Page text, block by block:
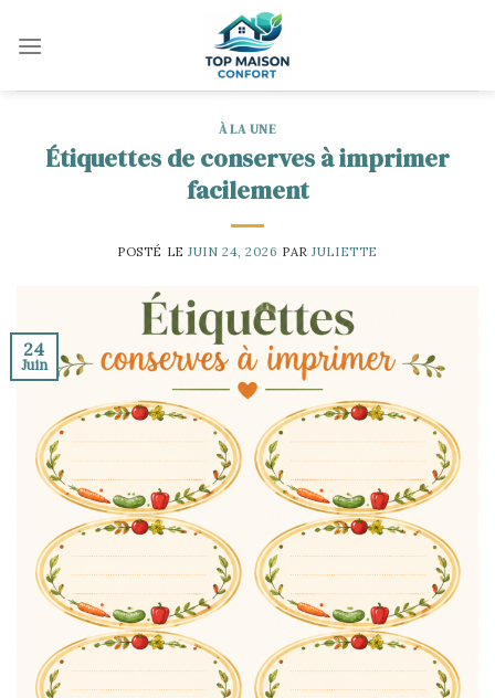
À LA UNE
Étiquettes de conserves à imprimer
facilement
POSTÉ LEJUIN 24, 2026 PARJULIETTE
24
Juin